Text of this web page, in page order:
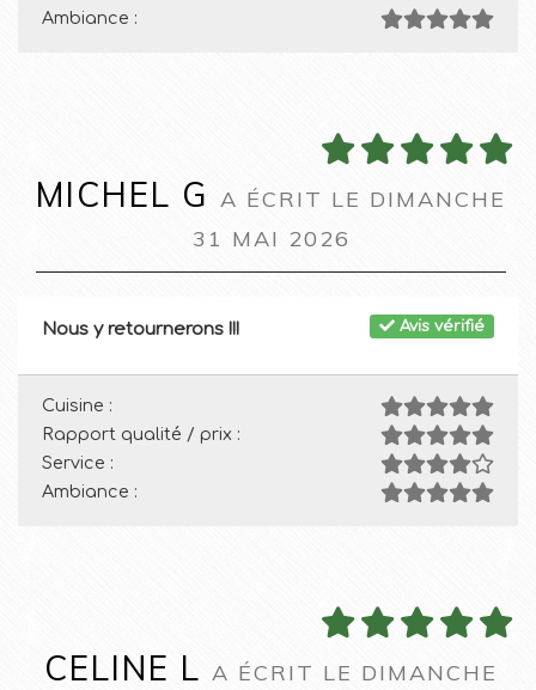
Ambiance :
MICHEL G A ÉCRIT LE DIMANCHE
31 MAI 2026
Avis vérifié
Nous y retournerons !!!
Cuisine :
Rapport qualité / prix :
Service :
Ambiance :
CELINE L A ÉCRIT LE DIMANCHE